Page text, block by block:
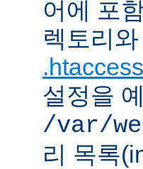
어에 포
렉토리
설정을
/var/
리 목록